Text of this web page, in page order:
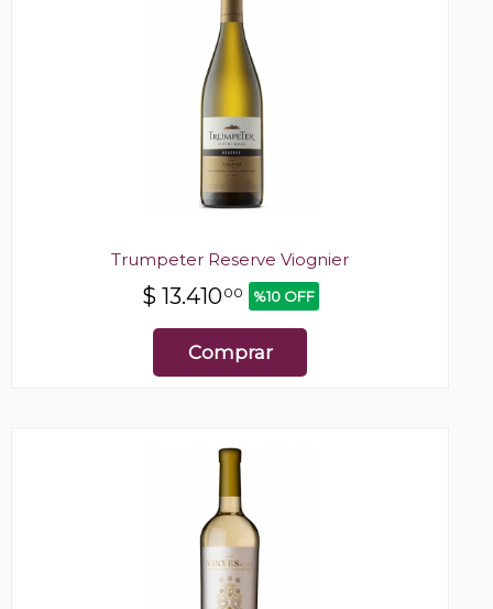
Trumpeter Reserve Viognier
$ 13.41000 %10 OFF
Comprar